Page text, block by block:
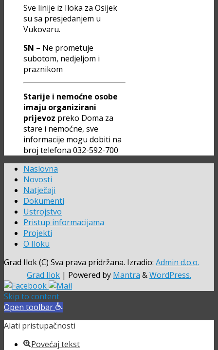
Sve linije iz Iloka za Osijek
su sa presjedanjem u
Vukovaru.
SN – Ne prometuje
subotom, nedjeljom i
praznikom
Starije i nemoćne osobe
imaju organizirani
prijevoz preko Doma za
stare i nemoćne, sve
informacije mogu dobiti na
broj telefona 032-592-700
Naslovna
Novosti
Natječaji
Dokumenti
Ustrojstvo
Pristup informacijama
Projekti
O Iloku
Grad Ilok (C) Sva prava pridržana. Izradio: Admin d.o.o.
Grad Ilok | Powered by Mantra &WordPress.
Skip to content
Open toolbar
Alati pristupačnosti
Povećaj tekst